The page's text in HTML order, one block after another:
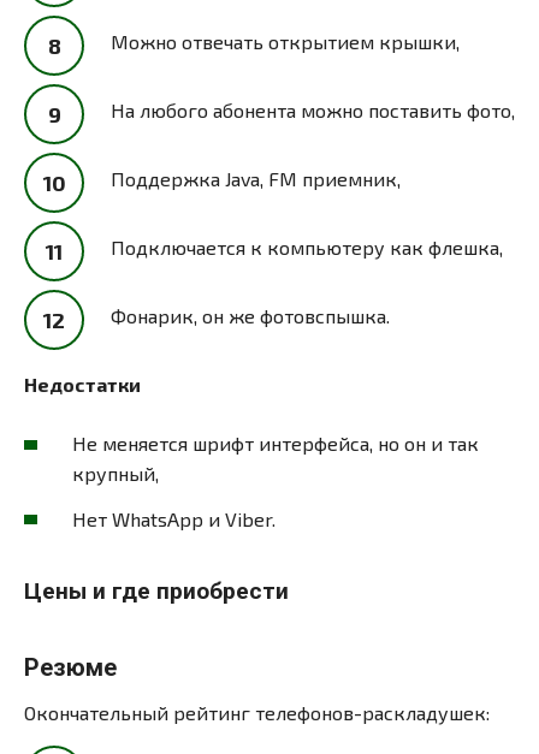
Можно отвечать открытием крышки,
На любого абонента можно поставить фото,
Поддержка Java, FM приемник,
Подключается к компьютеру как флешка,
Фонарик, он же фотовспышка.
Недостатки
Не меняется шрифт интерфейса, но он и так
крупный,
Нет WhatsApp и Viber.
Цены и где приобрести
Резюме
Окончательный рейтинг телефонов-раскладушек: